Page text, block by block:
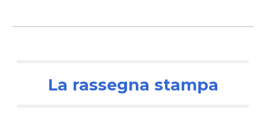
La rassegna stampa